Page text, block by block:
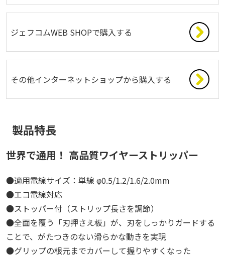
ジェフコムWEB SHOPで購入する
その他インターネットショップから購入する
製品特長
世界で通用！ 高品質ワイヤーストリッパー
●適用電線サイズ：単線 φ0.5/1.2/1.6/2.0mm
●エコ電線対応
●ストッパー付（ストリップ長さを調節）
●全面を覆う「刃押さえ板」が、刃をしっかりガードする
ことで、がたつきのない滑らかな動きを実現
●グリップの根元までカバーして握りやすくなった